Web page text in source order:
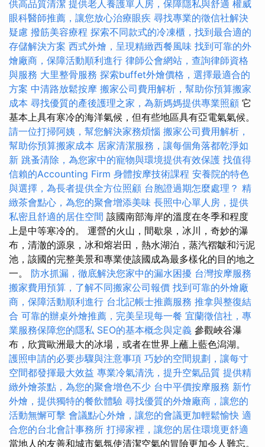
供高品質清潔 提供老人養護單人房，保障隱私與舒適 權威
眼科醫師推薦，讓您放心治療眼疾 尋找專業的徵信社解決
疑慮 撥筋美容療程 探索不同款式的冷凍櫃，找到最合適的
存儲解決方案 西式外燴，呈現精緻西餐風味 找到可靠的外
燴廠商，保障活動順利進行 律師公會網站，查詢律師資格
與服務 大里整骨服務 探索buffet外燴價格，選擇最適合的
方案 中清路放鬆按摩 搬家公司費用解析，幫助你預算搬家
成本 尋找優質的產後護理之家，為新媽媽提供專業照顧 它
基本上具有寒冷的海洋氣候，但有些地區具有亞電氣氣候。
請一位打掃阿姨，幫您解決家務煩惱 搬家公司費用解析，
幫助你預算搬家成本 居家清潔服務，讓每個角落都乾淨如
新 跳蚤清除，為您家中的寵物與環境提供有效保護 找值得
信賴的Accounting Firm 身體按摩技術課程 安養院的特色
與選擇，為長者提供全方位照顧 台胞證過期怎麼處理？ 精
緻茶會點心，為您的聚會增添美味 長照中心單人房，提供
私密且舒適的居住空間 該國南部海岸的溫度在冬季和程度
上是中等寒冷的。 運營的火山，間歇泉，冰川，奇妙的瀑
布，清澈的源泉，冰和熔岩田，熱水湖泊，蒸汽褶皺和污泥
池，該國的完整美景和專業使該國成為最多樣化的目的地之
一。 防水抓漏，徹底解決您家中的漏水困擾 台灣按摩服務
搬家費用預算，了解不同搬家公司報價 找到可靠的外燴廠
商，保障活動順利進行 台北記帳士推薦服務 推拿與整復結
合 可靠的辦桌外燴推薦，完美呈現每一餐 宜蘭徵信社，專
業服務保障您的隱私 SEO的基本概念與定義 參觀峽谷瀑
布，欣賞歐洲最大的冰場，或者在世界上蘸上藍色潟湖。
護照申請的必要步驟與注意事項 巧妙的空間規劃，讓每寸
空間都發揮最大效益 專業冷氣清洗，提升空氣品質 提供精
緻外燴茶點，為您的聚會增色不少 台中平價按摩服務 新竹
外燴，提供獨特的餐飲體驗 尋找優質的外燴廠商，讓您的
活動無懈可擊 會議點心外燴，讓您的會議更加輕鬆愉快 適
合您的台北會計事務所 打掃家裡，讓您的居住環境更舒適
當地人的友善和城市氣氛使清潔空氣的冒險更加令人難忘。